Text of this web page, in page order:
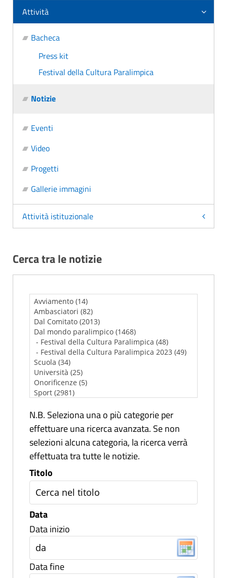
Attività
Bacheca
Press kit
Festival della Cultura Paralimpica
Notizie
Eventi
Video
Progetti
Gallerie immagini
Attività istituzionale
Cerca tra le notizie
N.B. Seleziona una o più categorie per
effettuare una ricerca avanzata. Se non
selezioni alcuna categoria, la ricerca verrà
effettuata tra tutte le notizie.
Titolo
Data
Data inizio
Data fine